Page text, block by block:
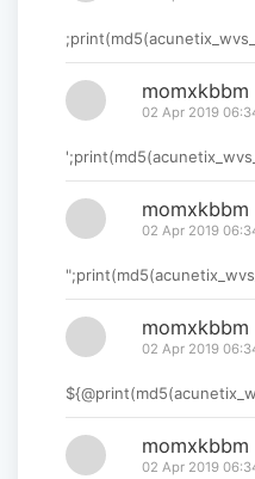
momxkbbm
02 Apr 2019
momxkbbm
02 Apr 2019
momxkbbm
02 Apr 2019
momxkbbm
02 Apr 2019